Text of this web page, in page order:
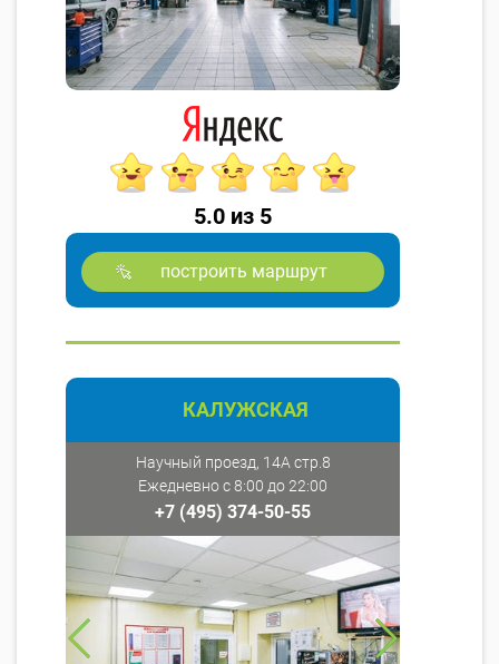
5.0 из 5
построить маршрут
КАЛУЖСКАЯ
Научный проезд, 14А стр.8
Ежедневно с 8:00 до 22:00
+7 (495) 374-50-55